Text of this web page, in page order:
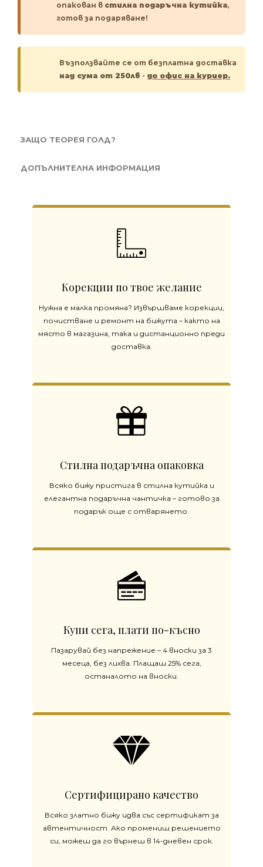
опакован в стилна подаръчна кутийка,
готов за подаряване!
Възползвайте се от безплатна доставка
над сума от 250лв - до офис на куриер.
ЗАЩО ТЕОРЕЯ ГОЛД?
ДОПЪЛНИТЕЛНА ИНФОРМАЦИЯ
Корекции по твое желание
Нужна е малка промяна? Извършваме корекции,
почистване и ремонт на бижута – както на
място в магазина, така и дистанционно преди
доставка.
Стилна подаръчна опаковка
Всяко бижу пристига в стилна кутийка и
елегантна подаръчна чантичка – готово за
подарък още с отварянето.
Купи сега, плати по-късно
Пазарувай без напрежение – 4 вноски за 3
месеца, без лихва. Плащаш 25% сега,
останалото на вноски.
Сертифицирано качество
Всяко златно бижу идва със сертификат за
автентичност. Ако промениш решението
си, можеш да го върнеш в 14-дневен срок.